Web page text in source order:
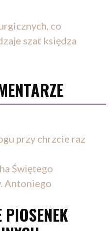
co
szat księdza
przy chrzcie raz
Świętego
Antoniego